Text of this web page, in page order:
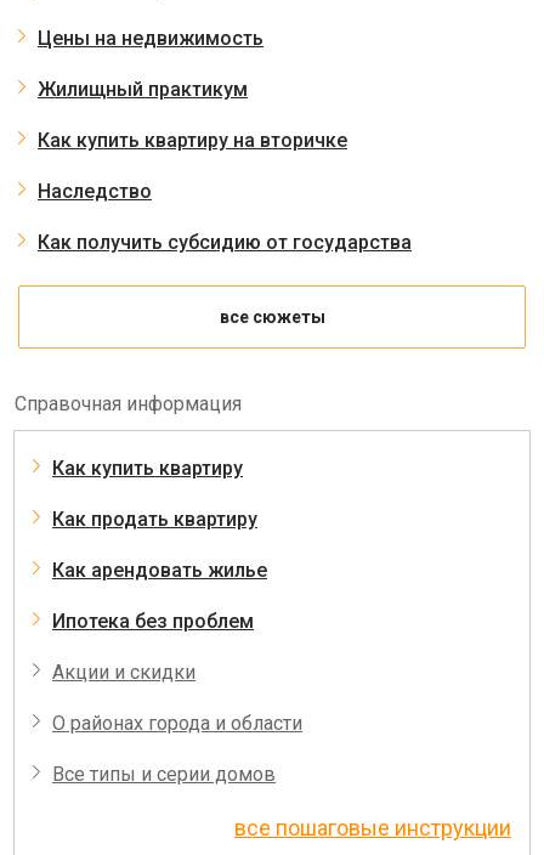
Цены на недвижимость
Жилищный практикум
Как купить квартиру на вторичке
Наследство
Как получить субсидию от государства
все сюжеты
Справочная информация
Как купить квартиру
Как продать квартиру
Как арендовать жилье
Ипотека без проблем
Акции и скидки
О районах города и области
Все типы и серии домов
все пошаговые инструкции